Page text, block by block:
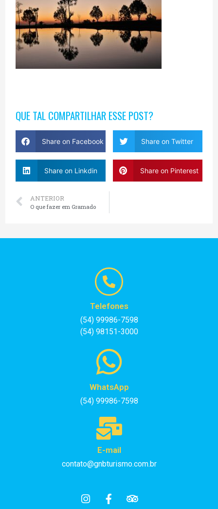
QUE TAL COMPARTILHAR ESSE POST?
Share on Facebook Share on Twitter
Share on Linkdin Share on Pinterest
ANTERIOR
O que fazer em Gramado
Telefones
(54) 99986-7598
(54) 98151-3000
WhatsApp
(54) 99986-7598
E-mail
contato@gnbturismo.com.br